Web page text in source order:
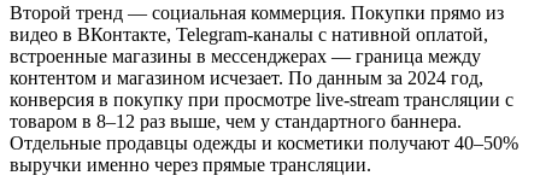
Второй тренд — социальная коммерция. Покупки прямо из
видео в ВКонтакте, Telegram-каналы с нативной оплатой,
встроенные магазины в мессенджерах — граница между
контентом и магазином исчезает. По данным за 2024 год,
конверсия в покупку при просмотре live-stream трансляции с
товаром в 8–12 раз выше, чем у стандартного баннера.
Отдельные продавцы одежды и косметики получают 40–50%
выручки именно через прямые трансляции.